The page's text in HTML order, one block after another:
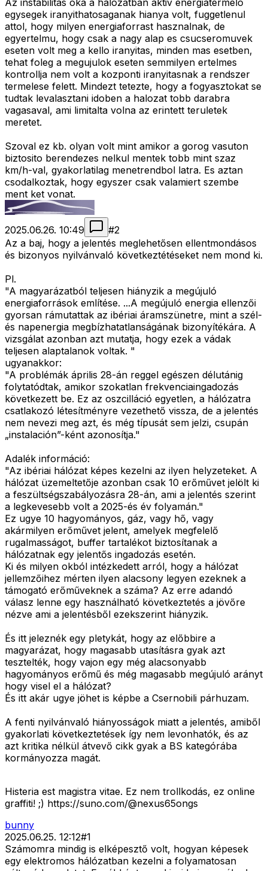
Az instabilitas oka a halozatban aktiv energiatermelo
egysegek iranyithatosaganak hianya volt, fuggetlenul
attol, hogy milyen energiaforrast hasznalnak, de
egyertelmu, hogy csak a nagy alap es csucseromuvek
eseten volt meg a kello iranyitas, minden mas esetben,
tehat foleg a megujulok eseten semmilyen ertelmes
kontrollja nem volt a kozponti iranyitasnak a rendszer
termelese felett. Mindezt tetezte, hogy a fogyasztokat se
tudtak levalasztani idoben a halozat tobb darabra
vagasaval, ami limitalta volna az erintett teruletek
meretet.
Szoval ez kb. olyan volt mint amikor a gorog vasuton
biztosito berendezes nelkul mentek tobb mint szaz
km/h-val, gyakorlatilag menetrendbol latra. Es aztan
csodalkoztak, hogy egyszer csak valamiert szembe
ment ket vonat.
2025.06.26. 10:49 #2
Az a baj, hogy a jelentés meglehetősen ellentmondásos
és bizonyos nyilvánvaló következtétéseket nem mond ki.
Pl.
"A magyarázatból teljesen hiányzik a megújuló
energiaforrások említése. ...A megújuló energia ellenzői
gyorsan rámutattak az ibériai áramszünetre, mint a szél-
és napenergia megbízhatatlanságának bizonyítékára. A
vizsgálat azonban azt mutatja, hogy ezek a vádak
teljesen alaptalanok voltak. "
ugyanakkor:
"A problémák április 28-án reggel egészen délutánig
folytatódtak, amikor szokatlan frekvenciaingadozás
következett be. Ez az oszcilláció egyetlen, a hálózatra
csatlakozó létesítményre vezethető vissza, de a jelentés
nem nevezi meg azt, és még típusát sem jelzi, csupán
„instalación”-ként azonosítja."
Adalék információ:
"Az ibériai hálózat képes kezelni az ilyen helyzeteket. A
hálózat üzemeltetője azonban csak 10 erőművet jelölt ki
a feszültségszabályozásra 28-án, ami a jelentés szerint
a legkevesebb volt a 2025-és év folyamán."
Ez ugye 10 hagyományos, gáz, vagy hő, vagy
akármilyen erőművet jelent, amelyek megfelelő
rugalmasságot, buffer tartalékot biztosítanak a
hálózatnak egy jelentős ingadozás esetén.
Ki és milyen okból intézkedett arról, hogy a hálózat
jellemzőihez mérten ilyen alacsony legyen ezeknek a
támogató erőműveknek a száma? Az erre adandó
válasz lenne egy használható következtetés a jövőre
nézve ami a jelentésből ezekszerint hiányzik.
És itt jeleznék egy pletykát, hogy az előbbire a
magyarázat, hogy magasabb utasításra gyak azt
tesztelték, hogy vajon egy még alacsonyabb
hagyományos erőmű és még magasabb megújuló arányt
hogy visel el a hálózat?
És itt akár ugye jöhet is képbe a Csernobili párhuzam.
A fenti nyilvánvaló hiányosságok miatt a jelentés, amiből
gyakorlati következtetések így nem levonhatók, és az
azt kritika nélkül átvevő cikk gyak a BS kategórába
kormányozza magát.
Histeria est magistra vitae. Ez nem trollkodás, ez online
graffiti! ;) https://suno.com/@nexus65ongs
bunny
2025.06.25. 12:12#1
Számomra mindig is elképesztő volt, hogyan képesek
egy elektromos hálózatban kezelni a folyamatosan